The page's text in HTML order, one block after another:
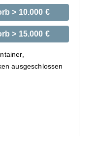
> 10.000 €
> 15.000 €
ausgeschlossen